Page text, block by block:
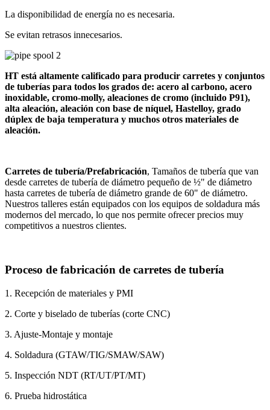
La disponibilidad de energía no es necesaria.
Se evitan retrasos innecesarios.
HT está altamente calificado para producir carretes y conjuntos
de tuberías para todos los grados de: acero al carbono, acero
inoxidable, cromo-molly, aleaciones de cromo (incluido P91),
alta aleación, aleación con base de níquel, Hastelloy, grado
dúplex de baja temperatura y muchos otros materiales de
aleación.
Carretes de tubería/Prefabricación, Tamaños de tubería que van
desde carretes de tubería de diámetro pequeño de ½" de diámetro
hasta carretes de tubería de diámetro grande de 60" de diámetro.
Nuestros talleres están equipados con los equipos de soldadura más
modernos del mercado, lo que nos permite ofrecer precios muy
competitivos a nuestros clientes.
Proceso de fabricación de carretes de tubería
1. Recepción de materiales y PMI
2. Corte y biselado de tuberías (corte CNC)
3. Ajuste-Montaje y montaje
4. Soldadura (GTAW/TIG/SMAW/SAW)
5. Inspección NDT (RT/UT/PT/MT)
6. Prueba hidrostática